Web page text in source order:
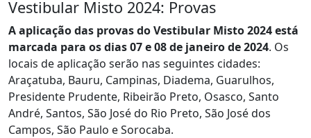
Vestibular Misto 2024: Provas
A aplicação das provas do Vestibular Misto 2024 está
marcada para os dias 07 e 08 de janeiro de 2024. Os
locais de aplicação serão nas seguintes cidades:
Araçatuba, Bauru, Campinas, Diadema, Guarulhos,
Presidente Prudente, Ribeirão Preto, Osasco, Santo
André, Santos, São José do Rio Preto, São José dos
Campos, São Paulo e Sorocaba.